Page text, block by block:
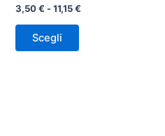
3,50€ -11,15€
Scegli
varianti.
opzioni